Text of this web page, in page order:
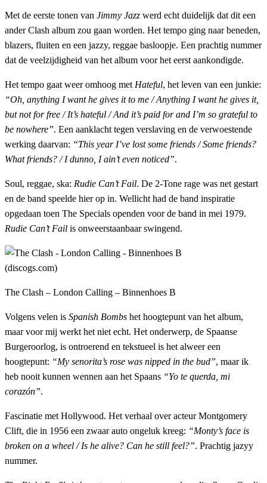
Met de eerste tonen van Jimmy Jazz werd echt duidelijk dat dit een
ander Clash album zou gaan worden. Het tempo ging naar beneden,
blazers, fluiten en een jazzy, reggae basloopje. Een prachtig nummer
dat de veelzijdigheid van het album voor het eerst aankondigde.
Het tempo gaat weer omhoog met Hateful, het leven van een junkie:
“Oh, anything I want he gives it to me / Anything I want he gives it,
but not for free / It’s hateful / And it’s paid for and I’m so grateful to
be nowhere”. Een aanklacht tegen verslaving en de verwoestende
werking daarvan: “This year I’ve lost some friends / Some friends?
What friends? / I dunno, I ain’t even noticed”.
Soul, reggae, ska: Rudie Can’t Fail. De 2-Tone rage was net gestart
en de band speelde hier op in. Wellicht had de band inspiratie
opgedaan toen The Specials openden voor de band in mei 1979.
Rudie Can’t Fail is onweerstaanbaar swingend.
The Clash – London Calling – Binnenhoes B
Volgens velen is Spanish Bombs het hoogtepunt van het album,
maar voor mij werkt het niet echt. Het onderwerp, de Spaanse
Burgeroorlog, is ontroerend en tekstueel is het alweer een
hoogtepunt: “My senorita’s rose was nipped in the bud”, maar ik
heb nooit kunnen wennen aan het Spaans “Yo te querda, mi
corazón”.
Fascinatie met Hollywood. Het verhaal over acteur Montgomery
Clift, die in 1956 een zwaar auto ongeluk kreeg: “Monty’s face is
broken on a wheel / Is he alive? Can he still feel?”. Prachtig jazyy
nummer.